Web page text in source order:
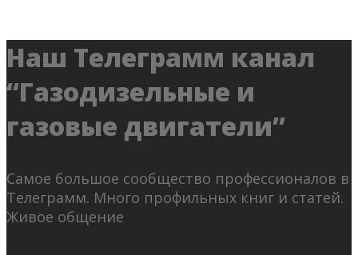
Наш Телеграмм канал
“Газодизельные и
газовые двигатели”
Самое большое сообщество профессионалов в
Телеграмм. Много профильных книг и статей.
Живое общение